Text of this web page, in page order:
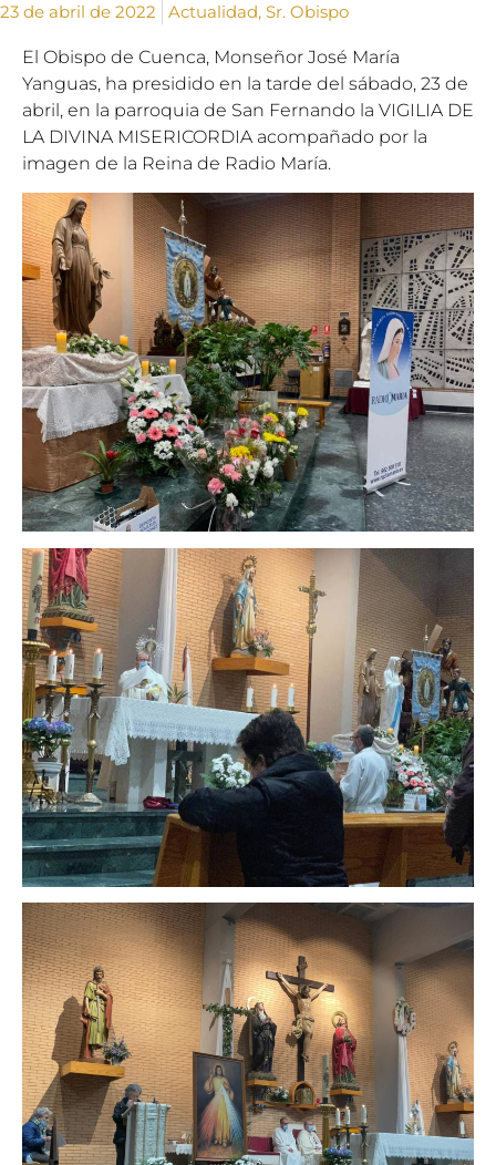
23 de abril de 2022 Actualidad, Sr. Obispo
El Obispo de Cuenca, Monseñor José María
Yanguas, ha presidido en la tarde del sábado, 23 de
abril, en la parroquia de San Fernando la VIGILIA DE
LA DIVINA MISERICORDIA acompañado por la
imagen de la Reina de Radio María.